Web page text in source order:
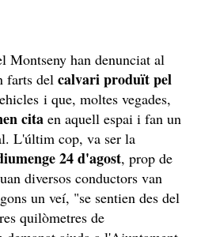
Montseny han denunciat al
farts del calvari produït pel
i que, moltes vegades,
cita en aquell espai i fan un
L'últim cop, va ser la
24 d'agost, prop de
diversos conductors van
un veí, "se sentien des del
quilòmetres de